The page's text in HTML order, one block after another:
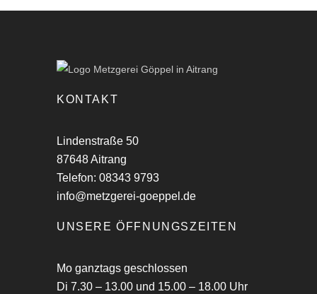
KONTAKT
Lindenstraße 50
87648 Aitrang
Telefon: 08343 9793
info@metzgerei-goeppel.de
UNSERE ÖFFNUNGSZEITEN
Mo ganztags geschlossen
Di 7.30 – 13.00 und 15.00 – 18.00 Uhr